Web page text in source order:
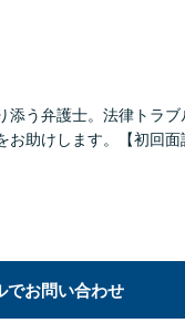
う弁護士。法律トラブ
お助けします。【初回
でお問い合わせ